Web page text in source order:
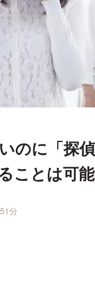
のに「探
ことは可能
分